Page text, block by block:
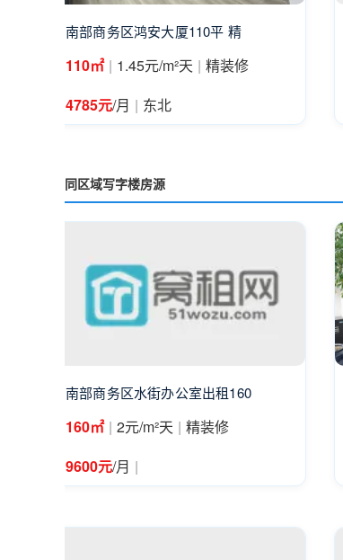
南部商务区鸿安大厦110平 精
110㎡ | 1.45元/m²天 | 精装修
4785元/月 | 东北
同区域写字楼房源
南部商务区水街办公室出租160
160㎡ | 2元/m²天 | 精装修
9600元/月 |